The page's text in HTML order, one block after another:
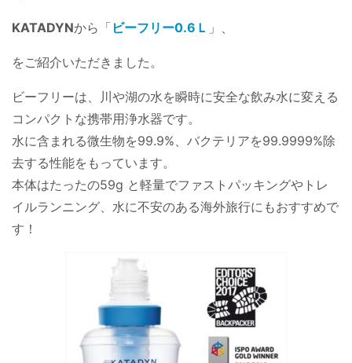
KATADYNから「 ビーフリー0.6Ｌ 」、
をご紹介いただきました。
ビーフリーは、川や湖の水を瞬時に安全な飲み水に変える
コンパクトな携帯用浄水器です。
水に含まれる微生物を99.9%、バクテリアを99.9999%除
去する性能をもっています。
本体はたったの59g と軽量でファストパッキングやトレ
イルランニング、水に不安のある海外旅行にもおすすめで
す！